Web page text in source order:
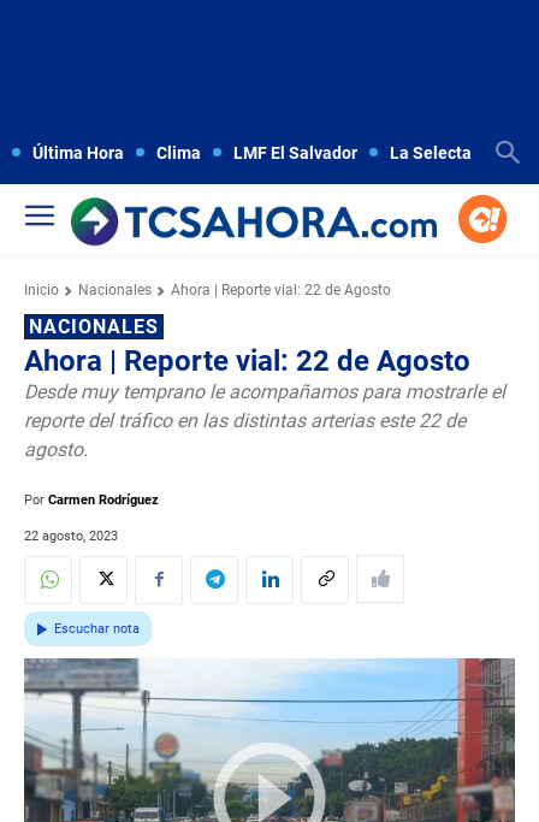
Última Hora Clima LMF El Salvador La Selecta
Inicio Nacionales Ahora | Reporte vial: 22 de Agosto
NACIONALES
Ahora | Reporte vial: 22 de Agosto
Desde muy temprano le acompañamos para mostrarle el
reporte del tráfico en las distintas arterias este 22 de
agosto.
Por Carmen Rodríguez
22 agosto, 2023
Escuchar nota